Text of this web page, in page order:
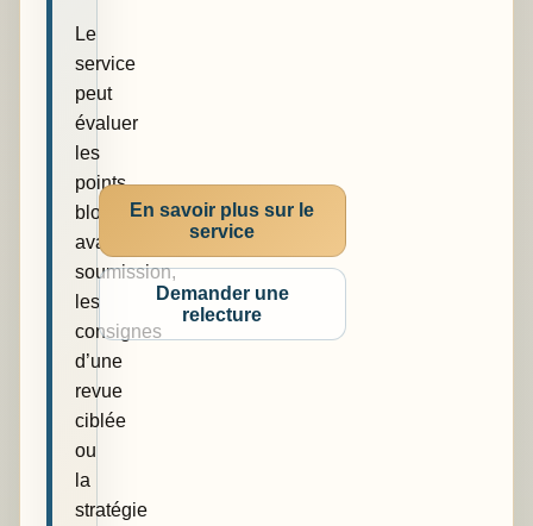
Le
service
peut
évaluer
les
points
bloquants
avant
soumission,
les
consignes
d’une
revue
ciblée
ou
la
stratégie
En savoir plus sur le
service
Demander une
relecture